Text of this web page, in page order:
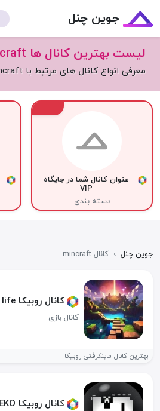
جوین چنل
لیست بهترین کانال ها mincraft
معرفی انواع کانال های مرتبط با mincraft
عنوان کانال شما در جایگاه
VIP
دسته بندی
جوین چنل › کانال mincraft
کانال روبیکا mincraft life
کانال بازی
بهترین کانال ماینکرفتی روبیکا
کانال روبیکا MINCRAFT-DEKO